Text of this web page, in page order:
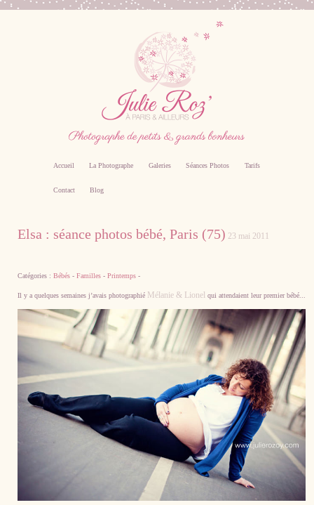
famille, grossesse, femme enceinte sur Paris
Accueil La Photographe Galeries Séances Photos Tarifs
Contact Blog
Elsa : séance photos bébé, Paris (75) 23 mai 2011
Catégories : Bébés - Familles - Printemps -
Il y a quelques semaines j’avais photographié Mélanie & Lionel qui attendaient leur premier bébé...